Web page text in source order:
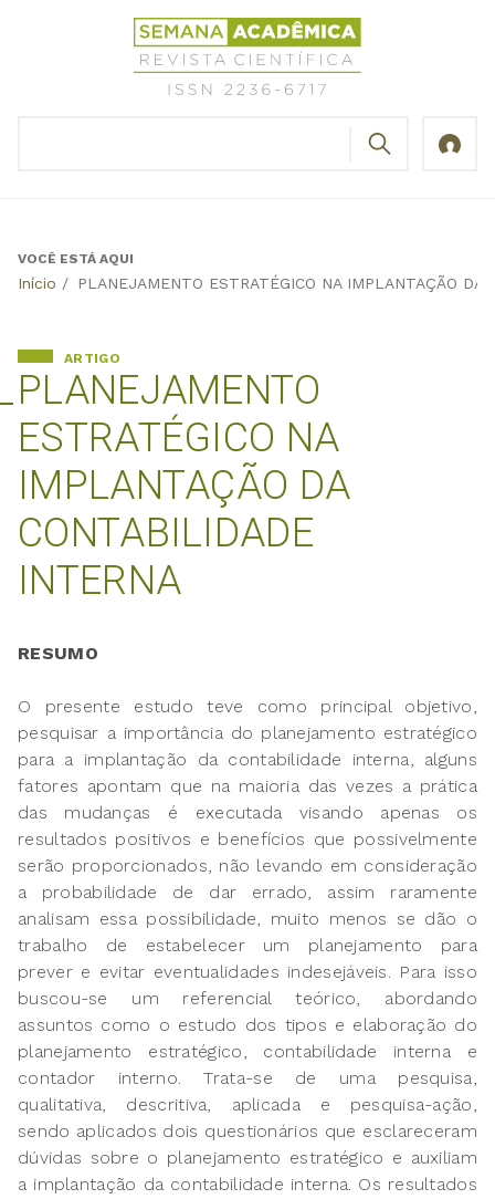
Revista
Científica
Semana
Back
VOCÊ ESTÁ AQUI
Início / PLANEJAMENTO ESTRATÉGICO NA IMPLANTAÇÃO DA
PLANEJAMENTO
ESTRATÉGICO NA
IMPLANTAÇÃO DA
CONTABILIDADE
INTERNA
ARTIGO
RESUMO
O presente estudo teve como principal objetivo,
pesquisar a importância do planejamento estratégico
para a implantação da contabilidade interna, alguns
fatores apontam que na maioria das vezes a prática
das mudanças é executada visando apenas os
resultados positivos e benefícios que possivelmente
serão proporcionados, não levando em consideração
a probabilidade de dar errado, assim raramente
analisam essa possibilidade, muito menos se dão o
trabalho de estabelecer um planejamento para
prever e evitar eventualidades indesejáveis. Para isso
buscou-se um referencial teórico, abordando
assuntos como o estudo dos tipos e elaboração do
planejamento estratégico, contabilidade interna e
contador interno. Trata-se de uma pesquisa,
qualitativa, descritiva, aplicada e pesquisa-ação,
sendo aplicados dois questionários que esclareceram
dúvidas sobre o planejamento estratégico e auxiliam
a implantação da contabilidade interna. Os resultados